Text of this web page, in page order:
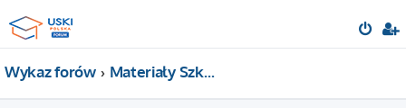
Wykaz forów Materiały Szkoleniowe dla Konsultantów Oświatowych